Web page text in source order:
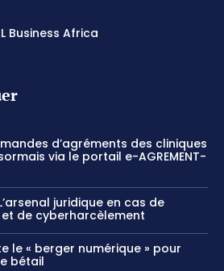
Business Africa
d’agréments des cliniques
via le portail e-AGREMENT-
juridique en cas de
de cyberharcèlement
le « berger numérique » pour
bétail